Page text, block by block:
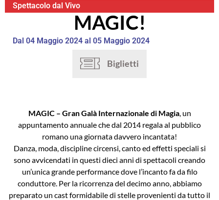
Spettacolo dal Vivo
MAGIC!
Dal 04 Maggio 2024 al 05 Maggio 2024
Biglietti
MAGIC – Gran Galà Internazionale di Magia, un
appuntamento annuale che dal 2014 regala al pubblico
romano una giornata davvero incantata!
Danza, moda, discipline circensi, canto ed effetti speciali si
sono avvicendati in questi dieci anni di spettacoli creando
un’unica grande performance dove l’incanto fa da filo
conduttore. Per la ricorrenza del decimo anno, abbiamo
preparato un cast formidabile di stelle provenienti da tutto il